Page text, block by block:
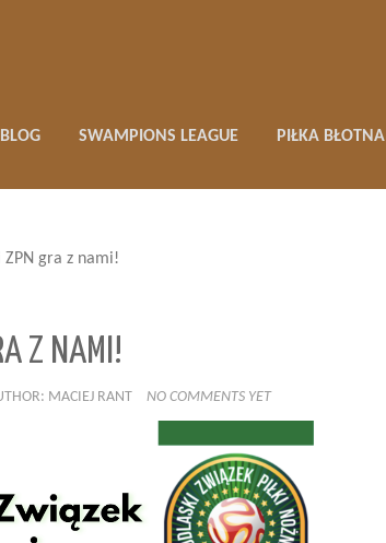
BLOG SWAMPIONS LEAGUE PIŁKA BŁOTNA
ZPN gra z nami!
Z NAMI!
MACIEJ RANT NO COMMENTS YET